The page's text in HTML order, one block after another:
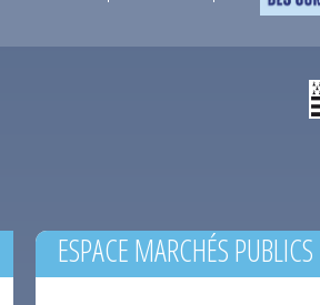
ESPACE MARCHÉS PUBLICS